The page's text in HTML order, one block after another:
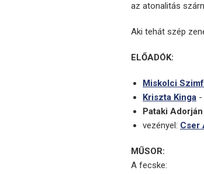
az atonalitás
Aki tehát szép
ELŐADÓK:
Miskolci
Kriszta Kinga -
Pataki Adorján
vezényel: Cser
MŰSOR:
A fecske: